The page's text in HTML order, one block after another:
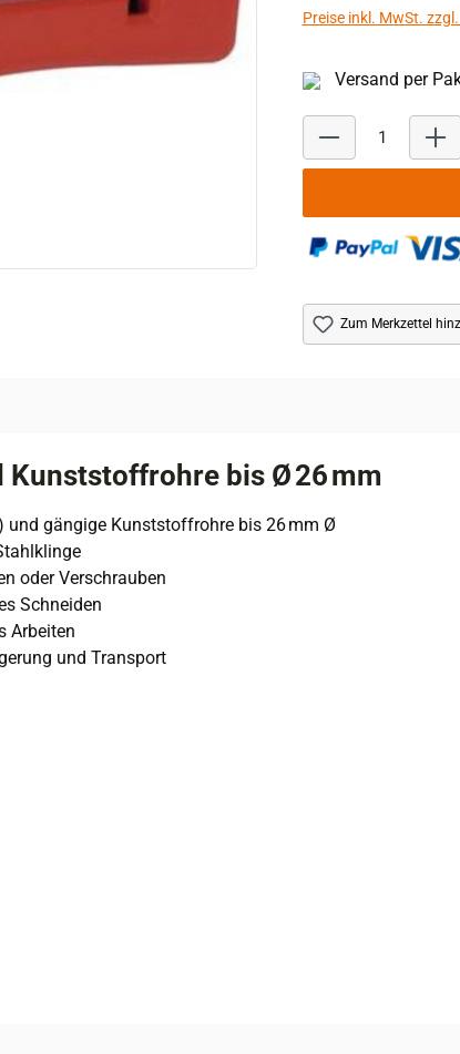
Preise inkl. MwSt.
Versand per
Zum Merkzettel
bis Ø 26 mm
gängige Kunststoffrohre bis 26 mm Ø
oder Verschrauben
Schneiden
Arbeiten
und Transport